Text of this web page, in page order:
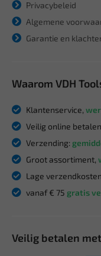
Privacybeleid
Algemene
Garantie en
Waarom VDH
Klantenservice,
Veilig online
Verzending:
Groot assortiment,
Lage verzendkosten
vanaf € 75 gratis
Veilig betalen met